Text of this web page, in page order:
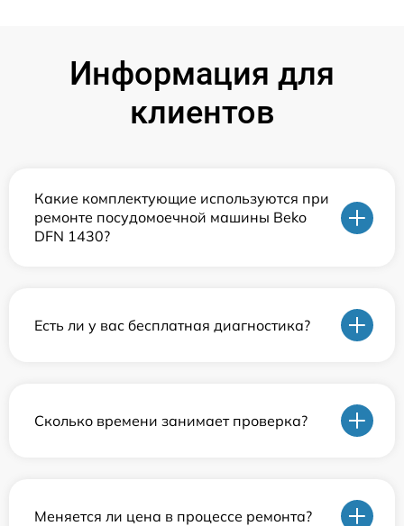
Информация для
клиентов
Какие комплектующие используются при
ремонте посудомоечной машины Beko
DFN 1430?
Есть ли у вас бесплатная диагностика?
Сколько времени занимает проверка?
Меняется ли цена в процессе ремонта?